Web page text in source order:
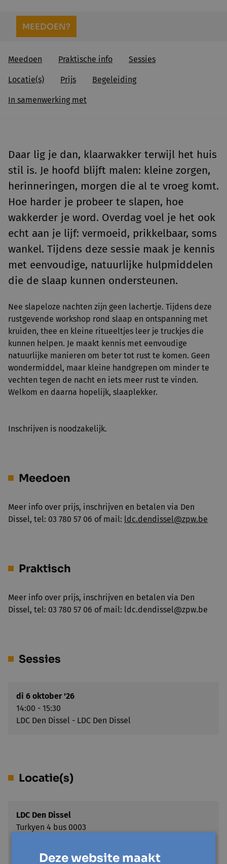
MEEDOEN?
Meedoen Praktische info Sessies
Locatie(s) Prijs Begeleiding
In samenwerking met
Daar lig je dan, klaarwakker terwijl het huis
stil is. Je hoofd blijft malen: kleine zorgen,
herinneringen, morgen die al te vroeg komt.
Hoe harder je probeer te slapen, hoe
wakkerder je word. Overdag voel je het ook
echt aan je lijf: vermoeid, prikkelbaar, soms
wankel. Tijdens deze sessie maak je kennis
met eenvoudige, natuurlijke hulpmiddelen
die de slaap kunnen ondersteunen.
Nee slapeloze nachten zijn geen lachertje. Tijdens deze
rustgevende workshop rond slaap en ontspanning met
kruiden, thee en kleine ritueeltjes leer je truckjes die
kunnen helpen. Je maakt kennis met eenvoudige
natuurlijke manieren om beter tot rust te komen. Geen
wondermiddel, maar kleine handgrepen om minder te
vechten tegen de nacht en iets meer rust te vinden.
Welkom en daarna hopelijk, slaaplekker.
Inschrijven is noodzakelijk.
Meedoen
Meer info over prijs, inschrijven en betalen via Den
Dissel, tel: 03 780 57 06 of mail: ldc.dendissel@zpw.be
Praktisch
Meer info over prijs, inschrijven en betalen via Den
Dissel, tel: 03 780 57 06 of mail: ldc.dendissel@zpw.be
Sessies
di 6 oktober '26
14:00 - 15:30
LDC Den Dissel - LDC Den Dissel
Locatie(s)
LDC Den Dissel
Turkyen 4 bus 0003
Toon op kaart
Deze website maakt